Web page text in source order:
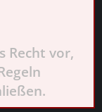
Recht vor,